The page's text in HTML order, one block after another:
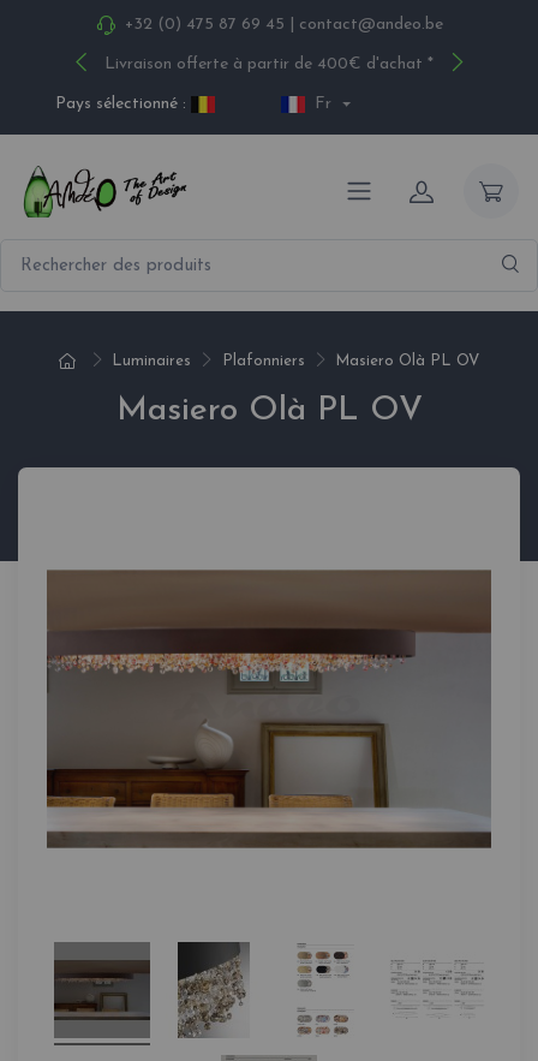
+32 (0) 475 87 69 45 contact@andeo.be
Livraison offerte à partir de 400€ d'achat *
Pays sélectionné : Fr
Luminaires Plafonniers Masiero Olà PL OV
Masiero Olà PL OV